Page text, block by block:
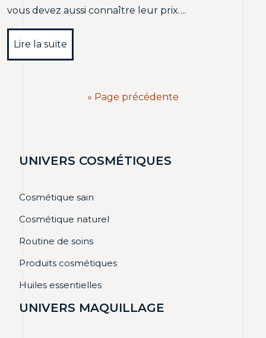
vous devez aussi connaître leur prix….
Lire la suite
« Page précédente
UNIVERS COSMÉTIQUES
Cosmétique sain
Cosmétique naturel
Routine de soins
Produits cosmétiques
Huiles essentielles
UNIVERS MAQUILLAGE